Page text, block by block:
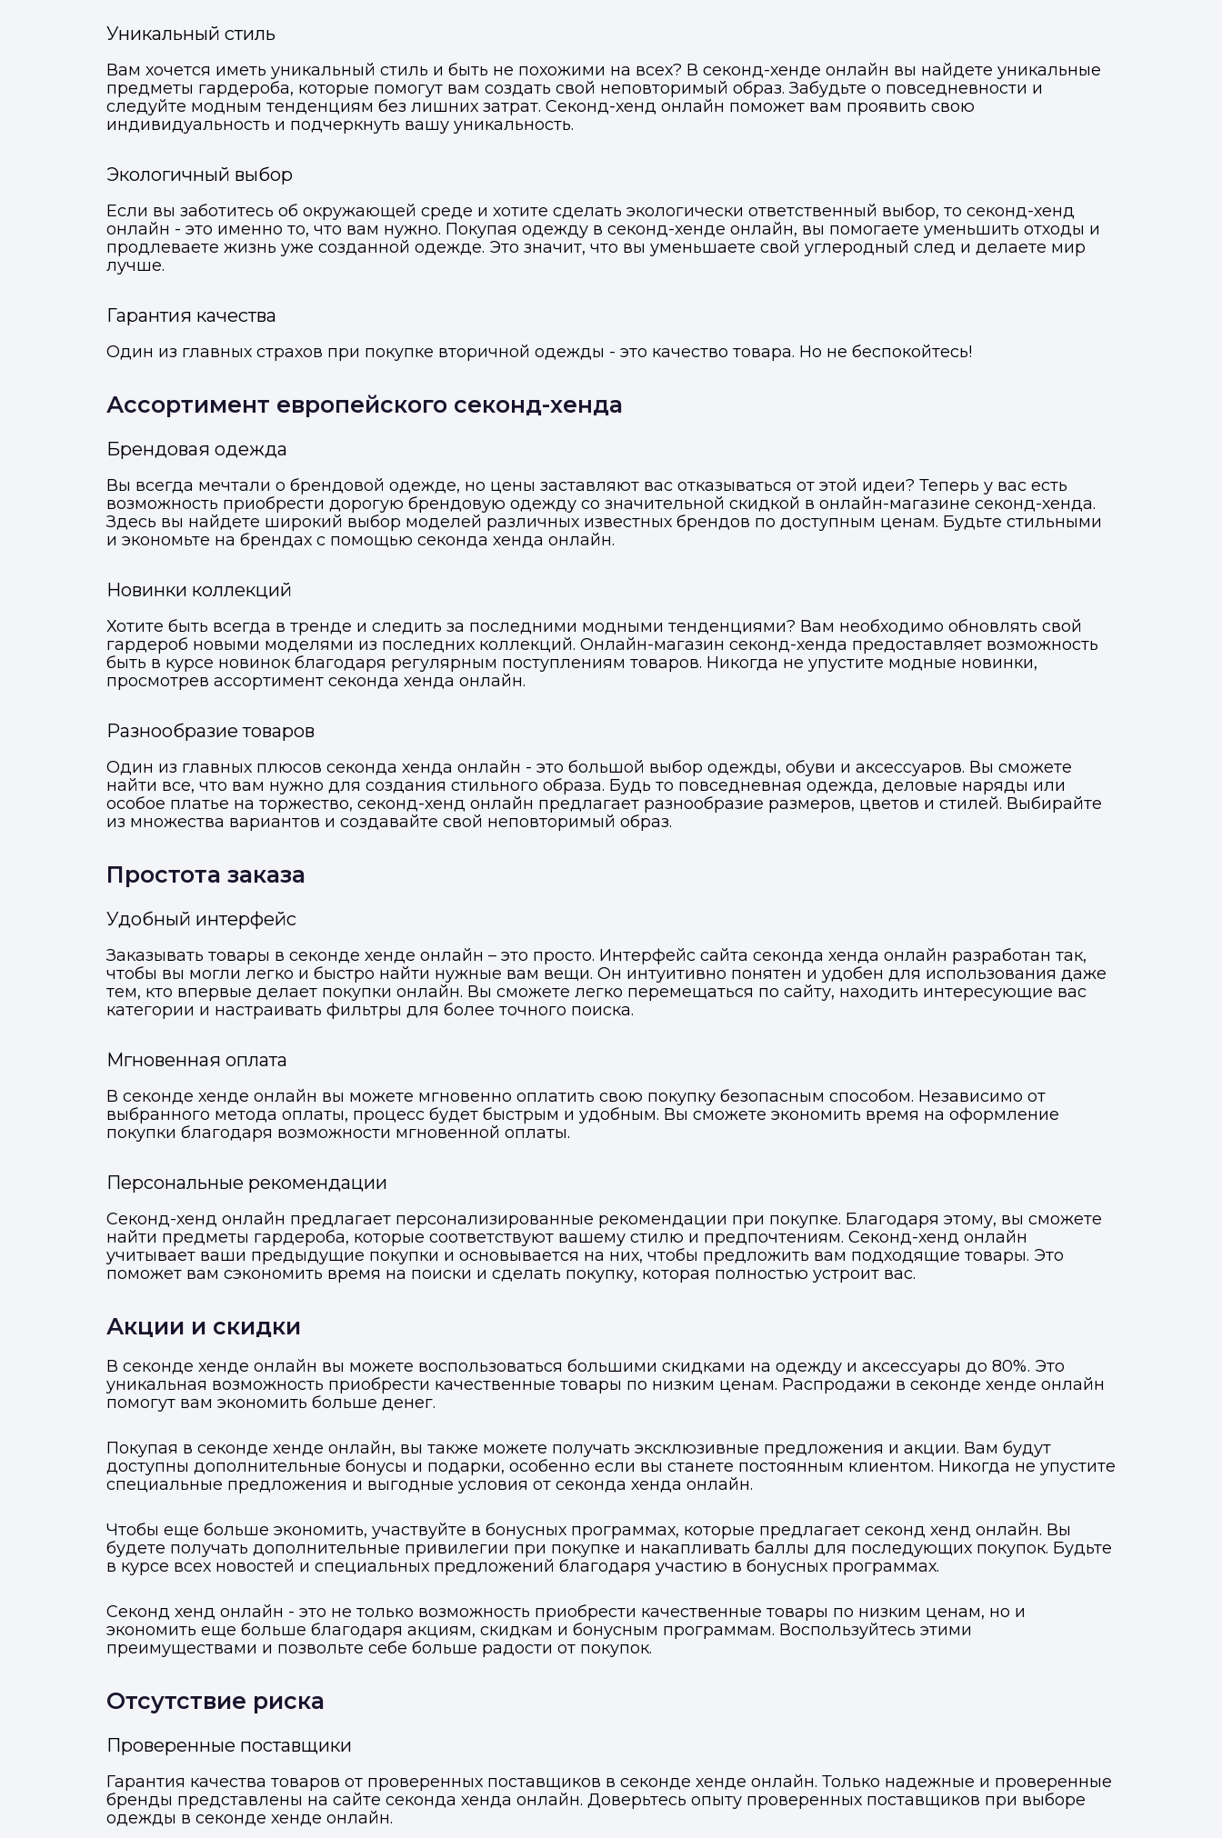
Войти в профиль
Мы отправим код для входа на ваш номер телефона.
Подать заявку
Отправьте заявку через мессенджер-бот — магазины увидят её и пришлют предложения. Фото, описание и AI-оценка
ВКонтакте
Подать заявку
Отправьте заявку через мессенджер-бот — магазины увидят её и пришлют предложения. Фото, описание и AI-оценка
ВКонтакте
Уникальный стиль
Вам хочется иметь уникальный стиль и быть не похожими на всех? В секонд-хенде онлайн вы найдете уникальные
предметы гардероба, которые помогут вам создать свой неповторимый образ. Забудьте о повседневности и
следуйте модным тенденциям без лишних затрат. Секонд-хенд онлайн поможет вам проявить свою
индивидуальность и подчеркнуть вашу уникальность.
Экологичный выбор
Если вы заботитесь об окружающей среде и хотите сделать экологически ответственный выбор, то секонд-хенд
онлайн - это именно то, что вам нужно. Покупая одежду в секонд-хенде онлайн, вы помогаете уменьшить отходы и
продлеваете жизнь уже созданной одежде. Это значит, что вы уменьшаете свой углеродный след и делаете мир
лучше.
Гарантия качества
Один из главных страхов при покупке вторичной одежды - это качество товара. Но не беспокойтесь!
Ассортимент европейского секонд-хенда
Брендовая одежда
Вы всегда мечтали о брендовой одежде, но цены заставляют вас отказываться от этой идеи? Теперь у вас есть
возможность приобрести дорогую брендовую одежду со значительной скидкой в онлайн-магазине секонд-хенда.
Здесь вы найдете широкий выбор моделей различных известных брендов по доступным ценам. Будьте стильными
и экономьте на брендах с помощью секонда хенда онлайн.
Новинки коллекций
Хотите быть всегда в тренде и следить за последними модными тенденциями? Вам необходимо обновлять свой
гардероб новыми моделями из последних коллекций. Онлайн-магазин секонд-хенда предоставляет возможность
быть в курсе новинок благодаря регулярным поступлениям товаров. Никогда не упустите модные новинки,
просмотрев ассортимент секонда хенда онлайн.
Разнообразие товаров
Один из главных плюсов секонда хенда онлайн - это большой выбор одежды, обуви и аксессуаров. Вы сможете
найти все, что вам нужно для создания стильного образа. Будь то повседневная одежда, деловые наряды или
особое платье на торжество, секонд-хенд онлайн предлагает разнообразие размеров, цветов и стилей. Выбирайте
из множества вариантов и создавайте свой неповторимый образ.
Простота заказа
Удобный интерфейс
Заказывать товары в секонде хенде онлайн – это просто. Интерфейс сайта секонда хенда онлайн разработан так,
чтобы вы могли легко и быстро найти нужные вам вещи. Он интуитивно понятен и удобен для использования даже
тем, кто впервые делает покупки онлайн. Вы сможете легко перемещаться по сайту, находить интересующие вас
категории и настраивать фильтры для более точного поиска.
Мгновенная оплата
В секонде хенде онлайн вы можете мгновенно оплатить свою покупку безопасным способом. Независимо от
выбранного метода оплаты, процесс будет быстрым и удобным. Вы сможете экономить время на оформление
покупки благодаря возможности мгновенной оплаты.
Персональные рекомендации
Секонд-хенд онлайн предлагает персонализированные рекомендации при покупке. Благодаря этому, вы сможете
найти предметы гардероба, которые соответствуют вашему стилю и предпочтениям. Секонд-хенд онлайн
учитывает ваши предыдущие покупки и основывается на них, чтобы предложить вам подходящие товары. Это
поможет вам сэкономить время на поиски и сделать покупку, которая полностью устроит вас.
Акции и скидки
В секонде хенде онлайн вы можете воспользоваться большими скидками на одежду и аксессуары до 80%. Это
уникальная возможность приобрести качественные товары по низким ценам. Распродажи в секонде хенде онлайн
помогут вам экономить больше денег.
Покупая в секонде хенде онлайн, вы также можете получать эксклюзивные предложения и акции. Вам будут
доступны дополнительные бонусы и подарки, особенно если вы станете постоянным клиентом. Никогда не упустите
специальные предложения и выгодные условия от секонда хенда онлайн.
Чтобы еще больше экономить, участвуйте в бонусных программах, которые предлагает секонд хенд онлайн. Вы
будете получать дополнительные привилегии при покупке и накапливать баллы для последующих покупок. Будьте
в курсе всех новостей и специальных предложений благодаря участию в бонусных программах.
Секонд хенд онлайн - это не только возможность приобрести качественные товары по низким ценам, но и
экономить еще больше благодаря акциям, скидкам и бонусным программам. Воспользуйтесь этими
преимуществами и позвольте себе больше радости от покупок.
Отсутствие риска
Проверенные поставщики
Гарантия качества товаров от проверенных поставщиков в секонде хенде онлайн. Только надежные и проверенные
бренды представлены на сайте секонда хенда онлайн. Доверьтесь опыту проверенных поставщиков при выборе
одежды в секонде хенде онлайн.